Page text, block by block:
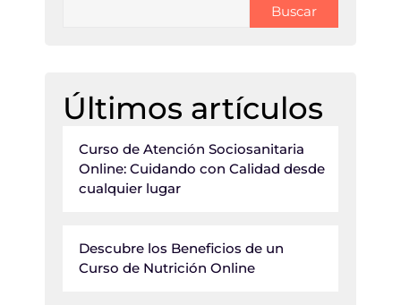
Buscar
Últimos artículos
Curso de Atención Sociosanitaria
Online: Cuidando con Calidad desde
cualquier lugar
Descubre los Beneficios de un
Curso de Nutrición Online